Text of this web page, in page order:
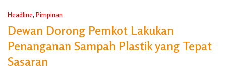
Headline, Pimpinan
Dewan Dorong Pemkot Lakukan
Penanganan Sampah Plastik yang Tepat
Sasaran